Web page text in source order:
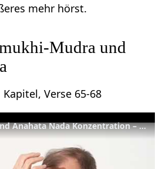
mehr hörst.
Mudra und
Verse 65-68
Shanmukhi-Mudra und Anahata Nada Konzentration – YVS486 – HYP Kap. 4, Verse 65-68